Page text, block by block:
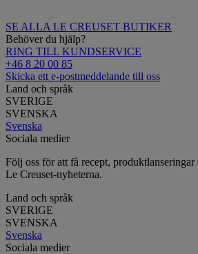
SE ALLA LE CREUSET BUTIKER
Behöver du hjälp?
RING TILL KUNDSERVICE
+46 8 20 00 85
Skicka ett e-postmeddelande till oss
Land och språk
SVERIGE
SVENSKA
Svenska
Sociala medier
Följ oss för att få recept, produktlanseringar
Le Creuset-nyheterna.
Land och språk
SVERIGE
SVENSKA
Svenska
Sociala medier